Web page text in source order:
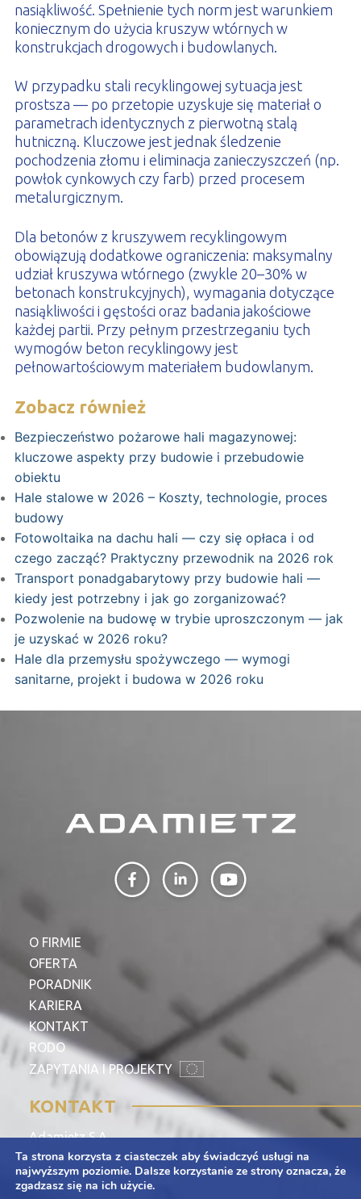
nasiąkliwość. Spełnienie tych norm jest warunkiem
koniecznym do użycia kruszyw wtórnych w
konstrukcjach drogowych i budowlanych.
W przypadku stali recyklingowej sytuacja jest
prostsza — po przetopie uzyskuje się materiał o
parametrach identycznych z pierwotną stalą
hutniczną. Kluczowe jest jednak śledzenie
pochodzenia złomu i eliminacja zanieczyszczeń (np.
powłok cynkowych czy farb) przed procesem
metalurgicznym.
Dla betonów z kruszywem recyklingowym
obowiązują dodatkowe ograniczenia: maksymalny
udział kruszywa wtórnego (zwykle 20–30% w
betonach konstrukcyjnych), wymagania dotyczące
nasiąkliwości i gęstości oraz badania jakościowe
każdej partii. Przy pełnym przestrzeganiu tych
wymogów beton recyklingowy jest
pełnowartościowym materiałem budowlanym.
Zobacz również
Bezpieczeństwo pożarowe hali magazynowej:
kluczowe aspekty przy budowie i przebudowie
obiektu
Hale stalowe w 2026 – Koszty, technologie, proces
budowy
Fotowoltaika na dachu hali — czy się opłaca i od
czego zacząć? Praktyczny przewodnik na 2026 rok
Transport ponadgabarytowy przy budowie hali —
kiedy jest potrzebny i jak go zorganizować?
Pozwolenie na budowę w trybie uproszczonym — jak
je uzyskać w 2026 roku?
Hale dla przemysłu spożywczego — wymogi
sanitarne, projekt i budowa w 2026 roku
O FIRMIE
OFERTA
PORADNIK
KARIERA
KONTAKT
RODO
ZAPYTANIA I PROJEKTY
KONTAKT
Adamietz S.A.
ul. Braci Prankel 1
47-100 Strzelce Opolskie
Ta strona korzysta z ciasteczek aby świadczyć usługi na
najwyższym poziomie. Dalsze korzystanie ze strony oznacza, że
zgadzasz się na ich użycie.